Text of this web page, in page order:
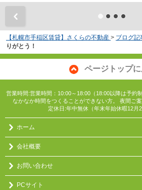
【札幌市手稲区賃貸】さくらの不動産 > ブログ記
りがとう！
ページトップ
営業時間:営業時間：10:00～18:00（18:00以降は予約
なかなか時間をつくることができない方。 夜間ご
定休日:年中無休（年末年始休暇12月
ホーム
会社概要
お問い合わせ
PCサイト